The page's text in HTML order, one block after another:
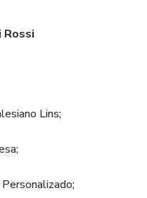
Lins;